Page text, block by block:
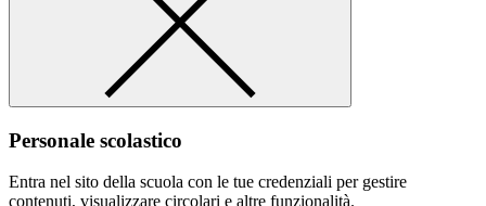
Personale scolastico
Entra nel sito della scuola con le tue credenziali per gestire
contenuti, visualizzare circolari e altre funzionalità.